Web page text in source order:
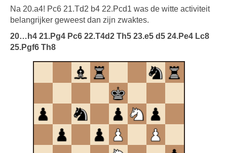
Na 20.a4! Pc6 21.Td2 b4 22.Pcd1 was de witte activiteit
belangrijker geweest dan zijn zwaktes.
20…h4 21.Pg4 Pc6 22.T4d2 Th5 23.e5 d5 24.Pe4 Lc8
25.Pgf6 Th8